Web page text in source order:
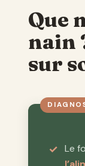
Que
nain
sur
Le